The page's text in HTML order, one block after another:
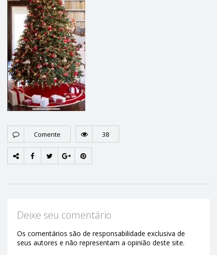
Comente 38
Deixe seu comentário
Os comentários são de responsabilidade exclusiva de
seus autores e não representam a opinião deste site.